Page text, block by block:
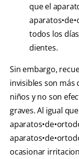
que el
todos los
dientes.
Sin embargo,
invisibles son más
niños y no son
graves. Al igual
ocasionar